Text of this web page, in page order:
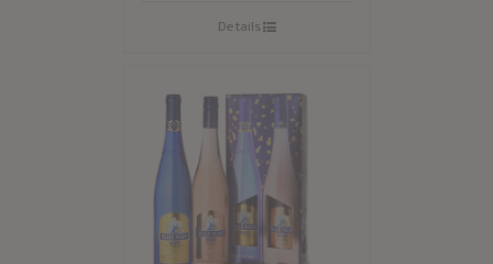
Details